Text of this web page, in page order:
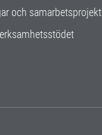
och samarbetsprojekt